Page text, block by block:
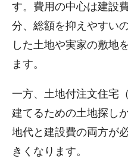
す。費用の中心は建設
分、総額を抑えやすい
した土地や実家の敷地
ます。
一方、土地付注文住宅
建てるための土地探し
地代と建設費の両方が
きくなります。